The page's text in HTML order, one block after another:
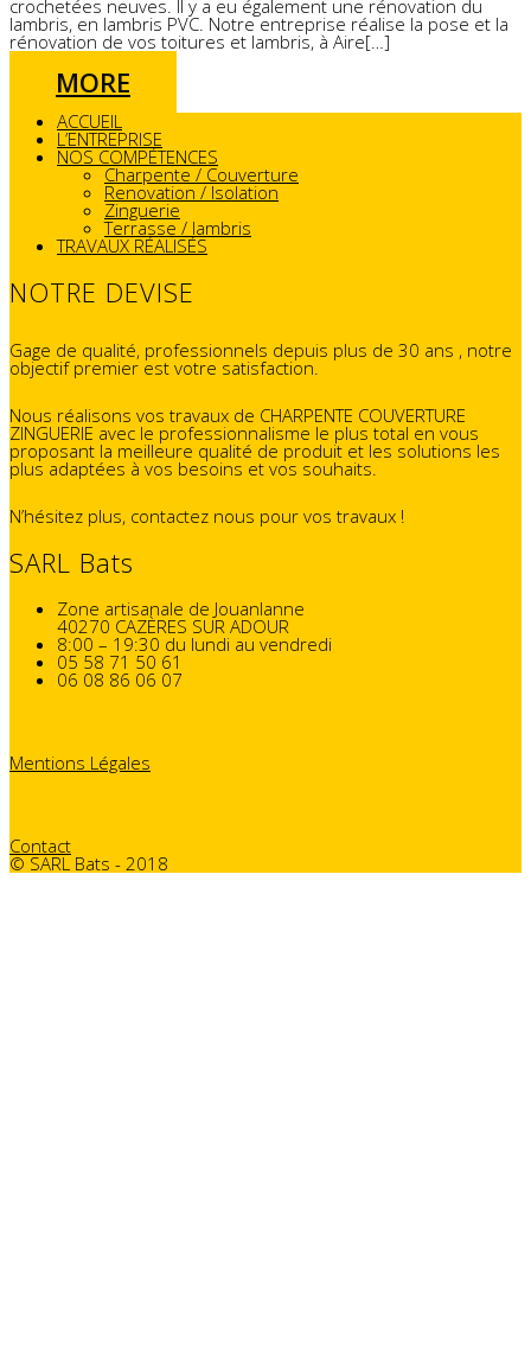
crochetées neuves. Il y a eu également une rénovation du
lambris, en lambris PVC. Notre entreprise réalise la pose et la
rénovation de vos toitures et lambris, à Aire[…]
MORE
ACCUEIL
L’ENTREPRISE
NOS COMPÉTENCES
Charpente / Couverture
Renovation / Isolation
Zinguerie
Terrasse / lambris
TRAVAUX RÉALISÉS
NOTRE DEVISE
Gage de qualité, professionnels depuis plus de 30 ans , notre
objectif premier est votre satisfaction.
Nous réalisons vos travaux de CHARPENTE COUVERTURE
ZINGUERIE avec le professionnalisme le plus total en vous
proposant la meilleure qualité de produit et les solutions les
plus adaptées à vos besoins et vos souhaits.
N’hésitez plus, contactez nous pour vos travaux !
SARL Bats
Zone artisanale de Jouanlanne
40270 CAZÈRES SUR ADOUR
8:00 – 19:30 du lundi au vendredi
05 58 71 50 61
06 08 86 06 07
Mentions Légales
Contact
© SARL Bats - 2018